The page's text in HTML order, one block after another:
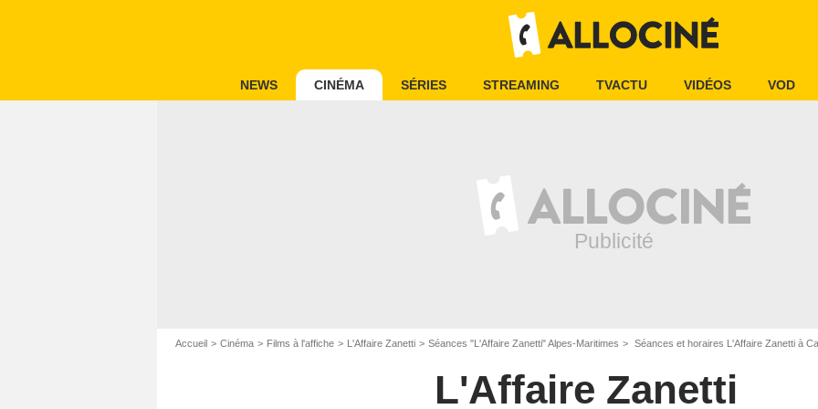
NEWS CINÉMA SÉRIES STREAMING TVACTU VIDÉOS VOD
Accueil Cinéma Films à l'affiche L'Affaire Zanetti Séances "L'Affaire Zanetti" Alpes-Maritimes Séances et horaires L'Affaire Zanetti à
L'Affaire Zanetti